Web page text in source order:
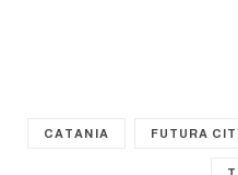
CATANIA FUTURA